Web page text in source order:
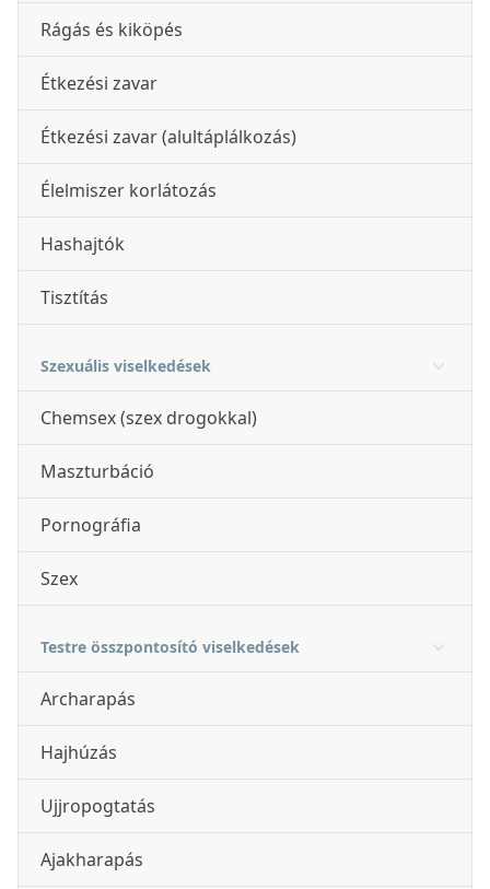
Rágás és kiköpés
Étkezési zavar
Étkezési zavar (alultáplálkozás)
Élelmiszer korlátozás
Hashajtók
Tisztítás
Szexuális viselkedések
Chemsex (szex drogokkal)
Maszturbáció
Pornográfia
Szex
Testre összpontosító viselkedések
Archarapás
Hajhúzás
Ujjropogtatás
Ajakharapás